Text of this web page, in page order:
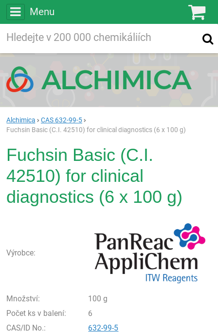
Menu
Vyhledávání
Alchimica
CAS 632-99-5
Fuchsin Basic (C.I. 42510) for clinical diagnostics (6 x 100 g)
Fuchsin Basic (C.I.
42510) for clinical
diagnostics (6 x 100 g)
Výrobce:
Množství:
100 g
Počet ks v balení:
6
CAS/ID No.:
632-99-5